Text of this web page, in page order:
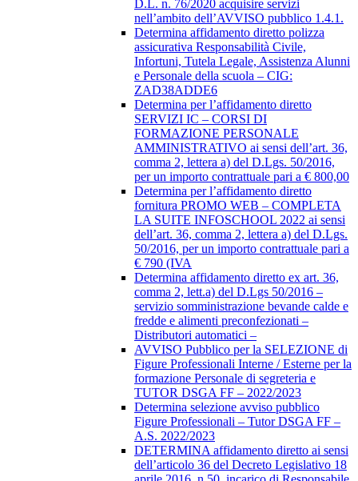
D.L. n. 76/2020 acquisire servizi
nell’ambito dell’AVVISO pubblico 1.4.1.
Determina affidamento diretto polizza
assicurativa Responsabilità Civile,
Infortuni, Tutela Legale, Assistenza Alunni
e Personale della scuola – CIG:
ZAD38ADDE6
Determina per l’affidamento diretto
SERVIZI IC – CORSI DI
FORMAZIONE PERSONALE
AMMINISTRATIVO ai sensi dell’art. 36,
comma 2, lettera a) del D.Lgs. 50/2016,
per un importo contrattuale pari a € 800,00
Determina per l’affidamento diretto
fornitura PROMO WEB – COMPLETA
LA SUITE INFOSCHOOL 2022 ai sensi
dell’art. 36, comma 2, lettera a) del D.Lgs.
50/2016, per un importo contrattuale pari a
€ 790 (IVA
Determina affidamento diretto ex art. 36,
comma 2, lett.a) del D.Lgs 50/2016 –
servizio somministrazione bevande calde e
fredde e alimenti preconfezionati –
Distributori automatici –
AVVISO Pubblico per la SELEZIONE di
Figure Professionali Interne / Esterne per la
formazione Personale di segreteria e
TUTOR DSGA FF – 2022/2023
Determina selezione avviso pubblico
Figure Professionali – Tutor DSGA FF –
A.S. 2022/2023
DETERMINA affidamento diretto ai sensi
dell’articolo 36 del Decreto Legislativo 18